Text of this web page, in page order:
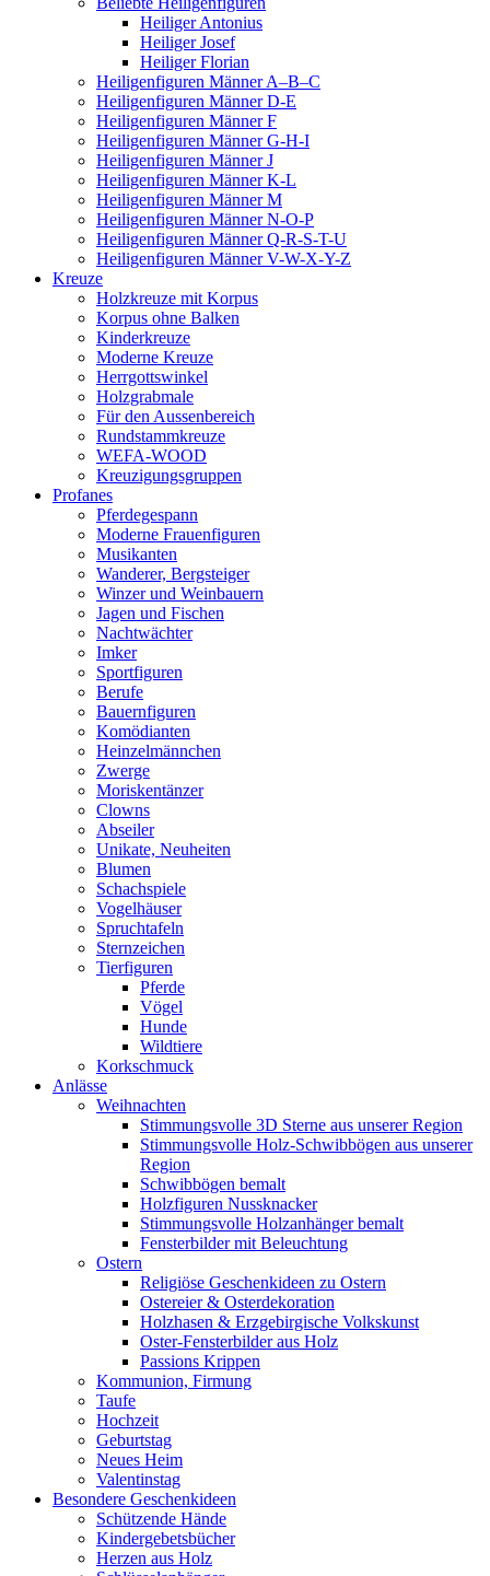
Heiliger Antonius
Heiliger Josef
Heiliger Florian
Heiligenfiguren Männer A–B–C
Heiligenfiguren Männer D-E
Heiligenfiguren Männer F
Heiligenfiguren Männer G-H-I
Heiligenfiguren Männer J
Heiligenfiguren Männer K-L
Heiligenfiguren Männer M
Heiligenfiguren Männer N-O-P
Heiligenfiguren Männer Q-R-S-T-U
Heiligenfiguren Männer V-W-X-Y-Z
Kreuze
Holzkreuze mit Korpus
Korpus ohne Balken
Kinderkreuze
Moderne Kreuze
Herrgottswinkel
Holzgrabmale
Für den Aussenbereich
Rundstammkreuze
WEFA-WOOD
Kreuzigungsgruppen
Profanes
Pferdegespann
Moderne Frauenfiguren
Musikanten
Wanderer, Bergsteiger
Winzer und Weinbauern
Jagen und Fischen
Nachtwächter
Imker
Sportfiguren
Berufe
Bauernfiguren
Komödianten
Heinzelmännchen
Zwerge
Moriskentänzer
Clowns
Abseiler
Unikate, Neuheiten
Blumen
Schachspiele
Vogelhäuser
Spruchtafeln
Sternzeichen
Tierfiguren
Pferde
Vögel
Hunde
Wildtiere
Korkschmuck
Anlässe
Weihnachten
Stimmungsvolle 3D Sterne aus unserer Region
Stimmungsvolle Holz-Schwibbögen aus unserer
Region
Schwibbögen bemalt
Holzfiguren Nussknacker
Stimmungsvolle Holzanhänger bemalt
Fensterbilder mit Beleuchtung
Ostern
Religiöse Geschenkideen zu Ostern
Ostereier & Osterdekoration
Holzhasen & Erzgebirgische Volkskunst
Oster-Fensterbilder aus Holz
Passions Krippen
Kommunion, Firmung
Taufe
Hochzeit
Geburtstag
Neues Heim
Valentinstag
Besondere Geschenkideen
Schützende Hände
Kindergebetsbücher
Herzen aus Holz